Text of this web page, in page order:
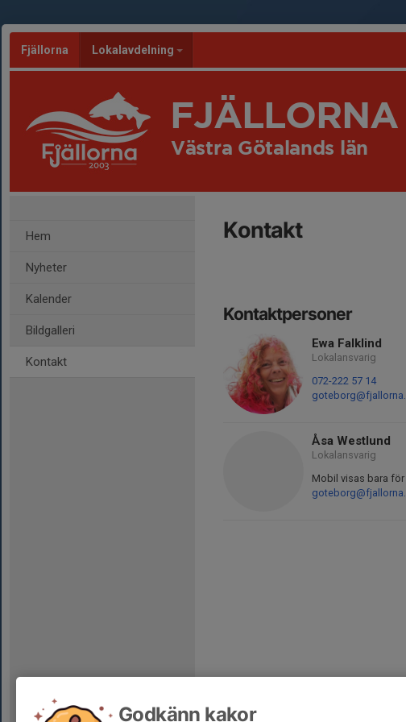
Fjällorna Lokalavdelning
FJÄLLORNA
Västra Götalands län
Hem
Nyheter
Kalender
Bildgalleri
Kontakt
Kontakt
Kontaktpersoner
Ewa Falklind
Lokalansvarig
072-222 57 14
Åsa Westlund
Lokalansvarig
Mobil visas bara
Godkänn kakor